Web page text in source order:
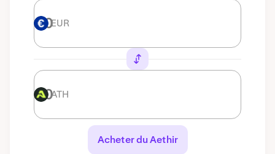
EUR EUR
ATH ATH
Acheter du Aethir